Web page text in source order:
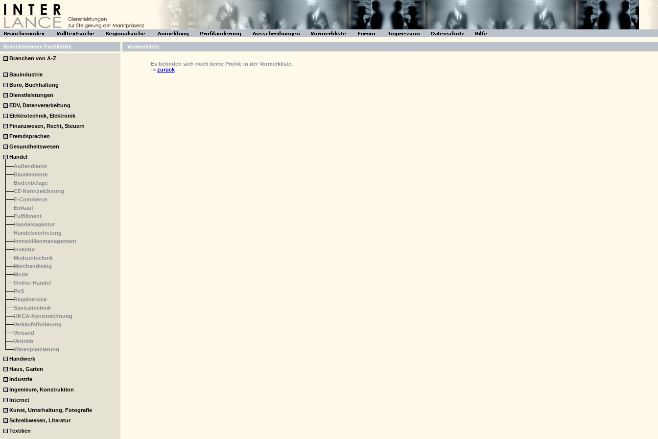
Branchenindex Fachkräfte
Vormerkliste
Branchen von A-Z
Bauindustrie
Büro, Buchhaltung
Dienstleistungen
EDV, Datenverarbeitung
Elektrotechnik, Elektronik
Finanzwesen, Recht, Steuern
Fremdsprachen
Gesundheitswesen
Handel
Außendienst
Bauelemente
Bodenbeläge
CE-Kennzeichnung
E-Commerce
Einkauf
Fulfillment
Handelsagentur
Handelsvertretung
Immobilienmanagement
Inventur
Medizintechnik
Merchandising
Mode
Online-Handel
PoS
Regalservice
Sanitärtechnik
UKCA-Kennzeichnung
Verkaufsförderung
Versand
Vertrieb
Warenplatzierung
Handwerk
Haus, Garten
Industrie
Ingenieure, Konstruktion
Internet
Kunst, Unterhaltung, Fotografie
Schreibwesen, Literatur
Textilien
Es befinden sich noch keine Profile in der Vormerkliste.
-> zurück